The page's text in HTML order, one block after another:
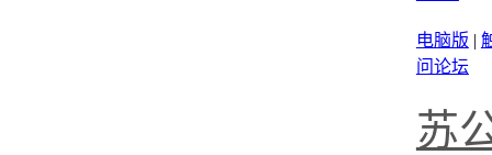
电脑版 |
问论坛
苏